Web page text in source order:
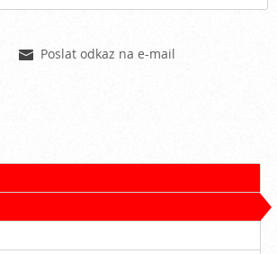
 Poslat odkaz na e-mail